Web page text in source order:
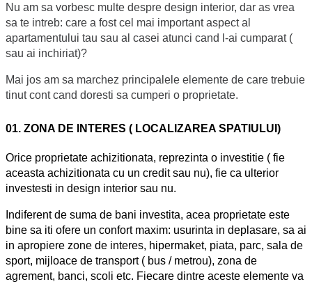
Nu am sa vorbesc multe despre design interior, dar as vrea
sa te intreb: care a fost cel mai important aspect al
apartamentului tau sau al casei atunci cand l-ai cumparat (
sau ai inchiriat)?
Mai jos am sa marchez principalele elemente de care trebuie
tinut cont cand doresti sa cumperi o proprietate.
01. ZONA DE INTERES ( LOCALIZAREA SPATIULUI)
Orice proprietate achizitionata, reprezinta o investitie ( fie
aceasta achizitionata cu un credit sau nu), fie ca ulterior
investesti in design interior sau nu.
Indiferent de suma de bani investita, acea proprietate este
bine sa iti ofere un confort maxim: usurinta in deplasare, sa ai
in apropiere zone de interes, hipermaket, piata, parc, sala de
sport, mijloace de transport ( bus / metrou), zona de
agrement, banci, scoli etc. Fiecare dintre aceste elemente va